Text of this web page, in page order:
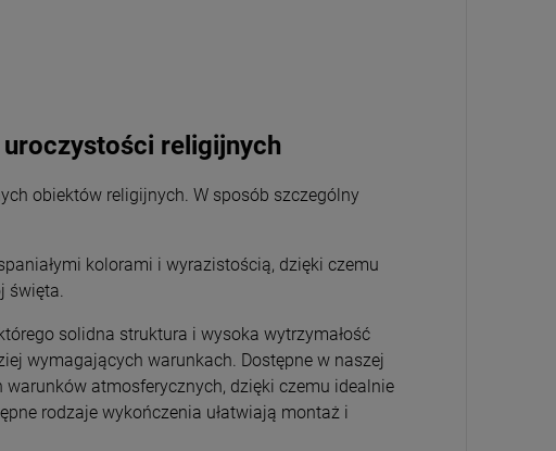
religijnych
obiektów religijnych. W sposób szczególny
kolorami i wyrazistością, dzięki czemu
święta.
solidna struktura i wysoka wytrzymałość
wymagających warunkach. Dostępne w naszej
atmosferycznych, dzięki czemu idealnie
rodzaje wykończenia ułatwiają montaż i